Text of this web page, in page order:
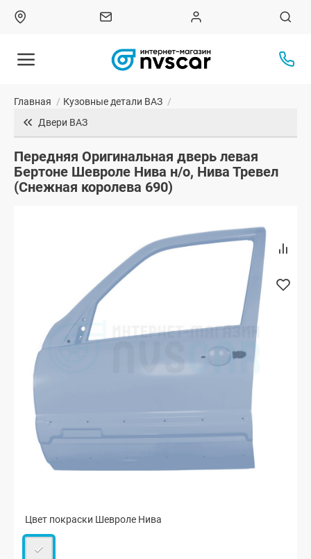
Главная / Кузовные детали ВАЗ /
Двери ВАЗ
Передняя Оригинальная дверь левая
Бертоне Шевроле Нива н/о, Нива Тревел
(Снежная королева 690)
Цвет покраски Шевроле Нива